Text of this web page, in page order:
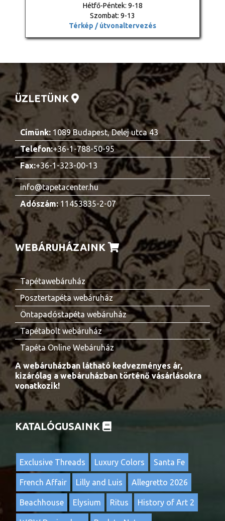
Hétfő-Péntek: 9-18
Szombat: 9-13
Térkép / útvonaltervezés
ÜZLETÜNK
Címünk: 1089 Budapest, Delej utca 43
Telefon:+36-1-788-50-95
Fax:+36-1-323-00-13
info@tapetacenter.hu
Adószám:11453835-2-07
WEBÁRUHÁZAINK
Tapétawebáruház
Posztertapéta webáruház
Öntapadóstapéta webáruház
Tapétabolt webáruház
Tapéta Online Webáruház
A webáruházban látható kedvezményes ár,
kizárólag a webáruházban történő vásárlásokra
vonatkozik!
KATALÓGUSAINK
Exclusive Threads Luxury Colors Santa Fe
French Affair Lilly and Luis Allegretto 2026
Beachhouse Elysium Ritus History of Art 2